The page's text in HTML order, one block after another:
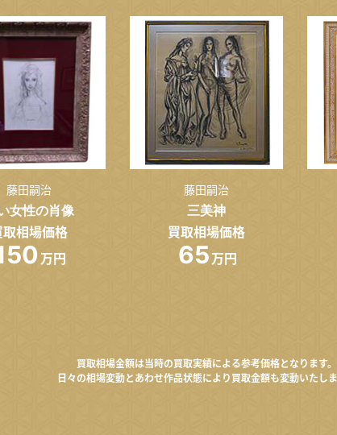
藤田嗣治
女性の肖像
取相場価格
万円
藤田嗣治
三美神
買取相場価格
65 万円
買取相場金額は当時の買取実績による参考価格となります。
日々の相場変動とあわせ作品状態により買取金額も変動いたしま